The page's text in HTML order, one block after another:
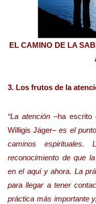
EL CAMINO DE LA
3. Los frutos de la
“La atención –ha escrito
Willigis Jäger–es el
caminos
reconocimiento de que
en el aquí y ahora. La
para llegar a tener
práctica más importante